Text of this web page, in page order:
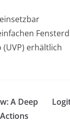
erhältlich
A Deep